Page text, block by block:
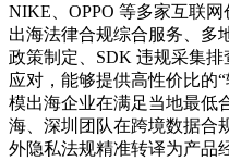
NIKE、OPPO 等多家互联
出海法律合规综合服务、多
政策制定、SDK 违规采集
应对，能够提供高性价比的
模出海企业在满足当地最低
海、深圳团队在跨境数据合
外隐私法规精准转译为产品